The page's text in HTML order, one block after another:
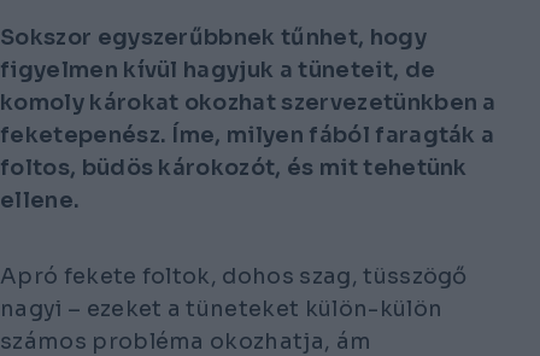
Sokszor egyszerűbbnek tűnhet, hogy
figyelmen kívül hagyjuk a tüneteit, de
komoly károkat okozhat szervezetünkben a
feketepenész. Íme, milyen fából faragták a
foltos, büdös károkozót, és mit tehetünk
ellene.
Apró fekete foltok, dohos szag, tüsszögő
nagyi – ezeket a tüneteket külön-külön
számos probléma okozhatja, ám